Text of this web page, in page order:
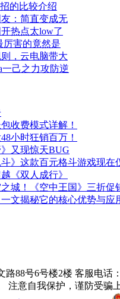
的比较介绍
：简直变成无
热点太low了
厉害的竟然是
，云电脑带大
一己之力攻防逆
收费模式详解！
小时狂销百万！
又现惊天BUG
》这款百元格斗游戏现在
《双人成行》
城！《空中王国》三折促
文揭秘它的核心优势与应
88号6号楼2楼 客服电话
注意自我保护，谨防受骗